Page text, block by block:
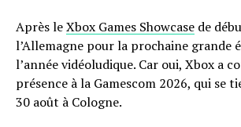
Après leXbox Games Showcase de
l’Allemagne pour la prochaine grande
l’année vidéoludique. Car oui, Xbox a
présence à la Gamescom 2026, qui se
30 août à Cologne.